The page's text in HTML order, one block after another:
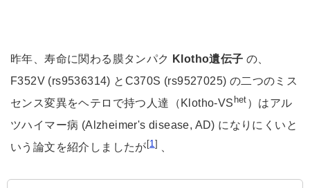
昨年、寿命に関わる膜タンパク Klotho遺伝子の、
F352V (rs9536314) とC370S (rs9527025) の二つのミス
センス変異をヘテロで持つ人達（Klotho-VS het ）はアル
ツハイマー病 (Alzheimer's disease, AD) になりにくいと
いう論文を紹介しましたが[1 ]